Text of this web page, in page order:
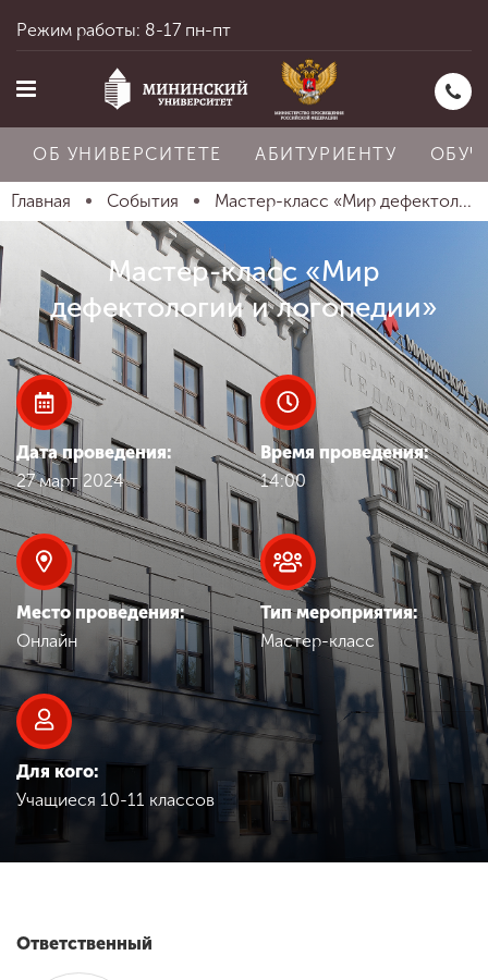
Главная
Об университете
Абитуриенту
Обучение
Наука
Международная
деятельность
Другие виды
деятельности
Студенческая жизнь
образовательной
Режим работы: 8-17 пн-пт
ОБ УНИВЕРСИТЕТЕ АБИТУРИЕНТУ
Главная События Мастер-класс «Мир дефектол...
Мастер-класс «Мир
дефектологии и логопедии»
Дата проведения:
27 март 2024
Время проведения:
14:00
Место проведения:
Онлайн
Тип мероприятия:
Мастер-класс
Для кого:
Учащиеся 10-11 классов
Ответственный